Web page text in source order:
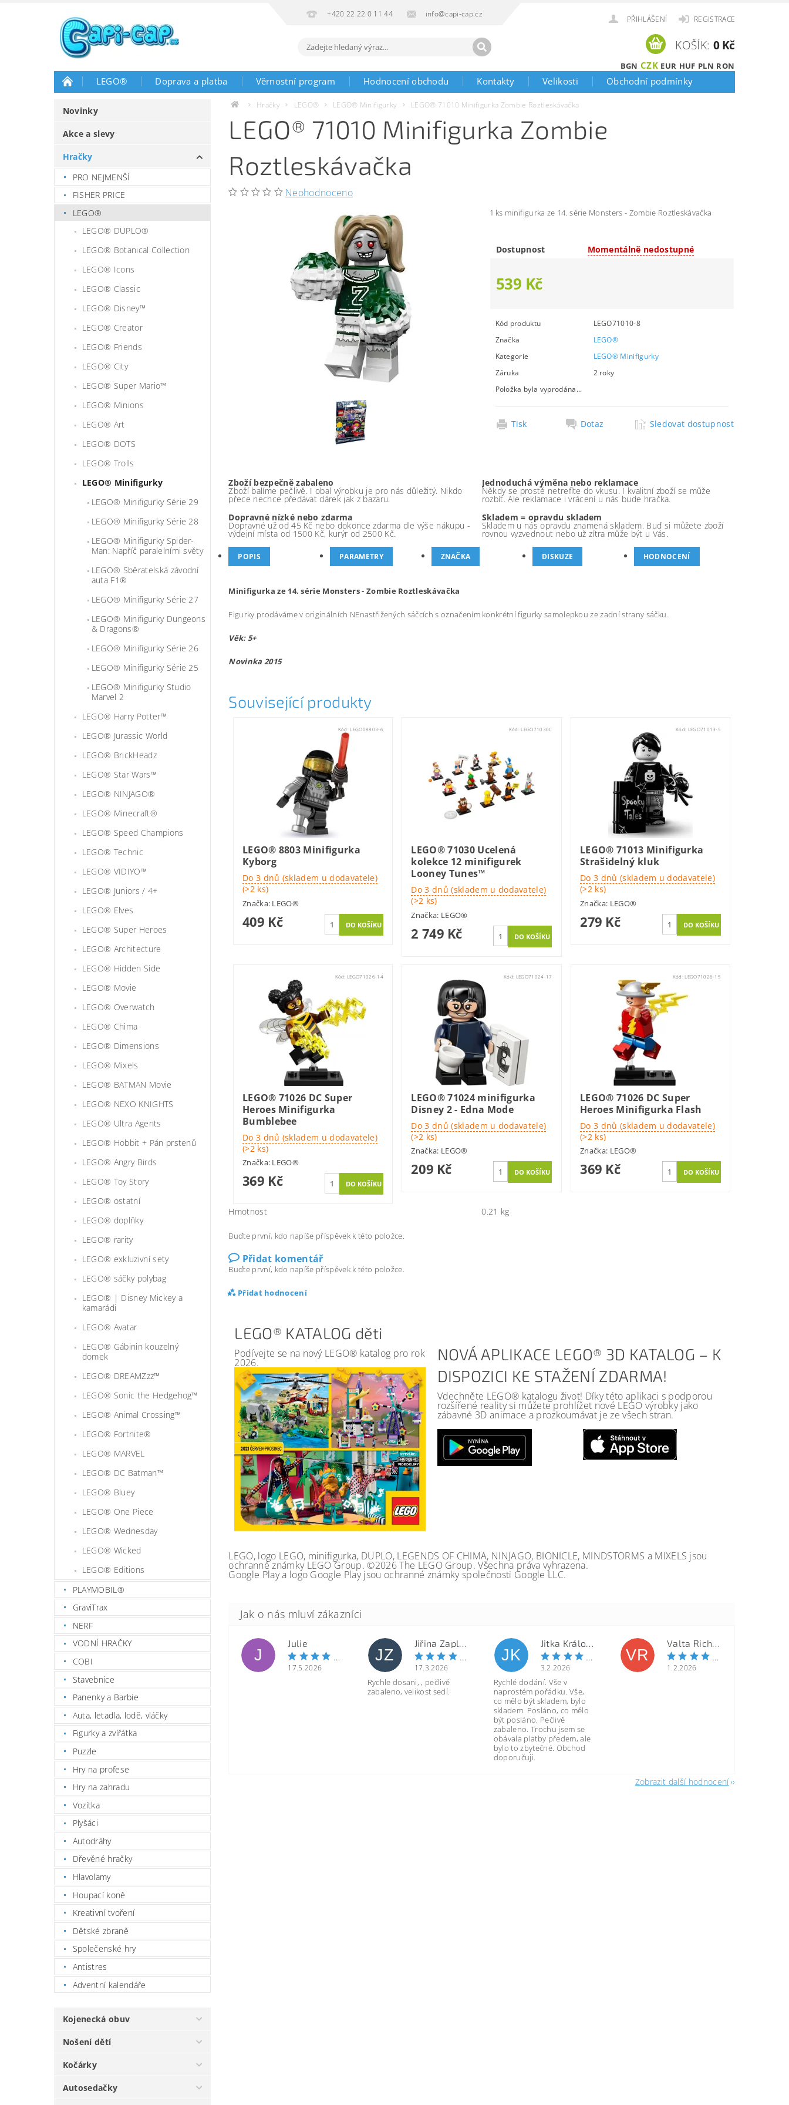
+420 22 22 0 11 44 info@capi-cap.cz
PŘIHLÁŠENÍ REGISTRACE
BGN CZK EUR HUF PLN RON
KOŠÍK: 0 Kč
LEGO® Doprava a platba Věrnostní program Hodnocení obchodu Kontakty Velikosti Obchodní podmínky
Novinky
Akce a slevy
Hračky
PRO NEJMENŠÍ
FISHER PRICE
LEGO®
LEGO® DUPLO®
LEGO® Botanical Collection
LEGO® Icons
LEGO® Classic
LEGO® Disney™
LEGO® Creator
LEGO® Friends
LEGO® City
LEGO® Super Mario™
LEGO® Minions
LEGO® Art
LEGO® DOTS
LEGO® Trolls
LEGO® Minifigurky
LEGO® Minifigurky Série 29
LEGO® Minifigurky Série 28
LEGO® Minifigurky Spider-
Man: Napříč paralelními světy
LEGO® Sběratelská závodní
auta F1®
LEGO® Minifigurky Série 27
LEGO® Minifigurky Dungeons
& Dragons®
LEGO® Minifigurky Série 26
LEGO® Minifigurky Série 25
LEGO® Minifigurky Studio
Marvel 2
LEGO® Harry Potter™
LEGO® Jurassic World
LEGO® BrickHeadz
LEGO® Star Wars™
LEGO® NINJAGO®
LEGO® Minecraft®
LEGO® Speed Champions
LEGO® Technic
LEGO® VIDIYO™
LEGO® Juniors / 4+
LEGO® Elves
LEGO® Super Heroes
LEGO® Architecture
LEGO® Hidden Side
LEGO® Movie
LEGO® Overwatch
LEGO® Chima
LEGO® Dimensions
LEGO® Mixels
LEGO® BATMAN Movie
LEGO® NEXO KNIGHTS
LEGO® Ultra Agents
LEGO® Hobbit + Pán prstenů
LEGO® Angry Birds
LEGO® Toy Story
LEGO® ostatní
LEGO® doplňky
LEGO® rarity
LEGO® exkluzivní sety
LEGO® sáčky polybag
LEGO® | Disney Mickey a
kamarádi
LEGO® Avatar
LEGO® Gábinin kouzelný
domek
LEGO® DREAMZzz™
LEGO® Sonic the Hedgehog™
LEGO® Animal Crossing™
LEGO® Fortnite®
LEGO® MARVEL
LEGO® DC Batman™
LEGO® Bluey
LEGO® One Piece
LEGO® Wednesday
LEGO® Wicked
LEGO® Editions
PLAYMOBIL®
GraviTrax
NERF
VODNÍ HRAČKY
COBI
Stavebnice
Panenky a Barbie
Auta, letadla, lodě, vláčky
Figurky a zvířátka
Puzzle
Hry na profese
Hry na zahradu
Vozítka
Plyšáci
Autodráhy
Dřevěné hračky
Hlavolamy
Houpací koně
Kreativní tvoření
Dětské zbraně
Společenské hry
Antistres
Adventní kalendáře
Kojenecká obuv
Nošení dětí
Kočárky
Autosedačky
Hračky LEGO® LEGO® Minifigurky LEGO® 71010 Minifigurka Zombie Roztleskávačka
LEGO® 71010 Minifigurka Zombie
Roztleskávačka
Neohodnoceno
1 ks minifigurka ze 14. série Monsters - Zombie Roztleskávačka
Dostupnost Momentálně nedostupné
539 Kč
Kód produktu
LEGO71010-8
Značka
LEGO®
Kategorie
LEGO® Minifigurky
Záruka
2 roky
Položka byla vyprodána...
Tisk Dotaz Sledovat dostupnost
Zboží bezpečně zabaleno
Zboží balíme pečlivě. I obal výrobku je pro nás důležitý. Nikdo
přece nechce předávat dárek jak z bazaru.
Jednoduchá výměna nebo reklamace
Někdy se prostě netrefíte do vkusu. I kvalitní zboží se může
rozbít. Ale reklamace i vrácení u nás bude hračka.
Dopravné nízké nebo zdarma
Dopravné už od 45 Kč nebo dokonce zdarma dle výše nákupu -
výdejní místa od 1500 Kč, kurýr od 2500 Kč.
Skladem = opravdu skladem
Skladem u nás opravdu znamená skladem. Buď si můžete zboží
rovnou vyzvednout nebo už zítra může být u Vás.
POPIS PARAMETRY ZNAČKA DISKUZE HODNOCENÍ
Minifigurka ze 14. série Monsters - Zombie Roztleskávačka
Figurky prodáváme v originálních NEnastřižených sáčcích s označením konkrétní figurky samolepkou ze zadní strany sáčku.
Věk: 5+
Novinka 2015
Související produkty
Kód:LEGO08803-6
LEGO® 8803 Minifigurka
Kyborg
Do 3 dnů (skladem u dodavatele)
(>2 ks)
Značka: LEGO®
409 Kč
Kód:LEGO71030C
LEGO® 71030 Ucelená
kolekce 12 minifigurek
Looney Tunes™
Do 3 dnů (skladem u dodavatele)
(>2 ks)
Značka: LEGO®
2 749 Kč
Kód: LEGO71013-5
LEGO® 71013 Minifigurka
Strašidelný kluk
Do 3 dnů (skladem u dodavatele)
(>2 ks)
Značka: LEGO®
279 Kč
Kód:LEGO71026-14
LEGO® 71026 DC Super
Heroes Minifigurka
Bumblebee
Do 3 dnů (skladem u dodavatele)
(>2 ks)
Značka: LEGO®
369 Kč
Kód: LEGO71024-17
LEGO® 71024 minifigurka
Disney 2 - Edna Mode
Do 3 dnů (skladem u dodavatele)
(>2 ks)
Značka: LEGO®
209 Kč
Kód:LEGO71026-15
LEGO® 71026 DC Super
Heroes Minifigurka Flash
Do 3 dnů (skladem u dodavatele)
(>2 ks)
Značka: LEGO®
369 Kč
Hmotnost 0.21 kg
Buďte první, kdo napíše příspěvek k této položce.
Přidat komentář
Buďte první, kdo napíše příspěvek k této položce.
Přidat hodnocení
LEGO® KATALOG děti
Podívejte se na nový LEGO® katalog pro rok
2026.
NOVÁ APLIKACE LEGO® 3D KATALOG – K
DISPOZICI KE STAŽENÍ ZDARMA!
Vdechněte LEGO® katalogu život! Díky této aplikaci s podporou
rozšířené reality si můžete prohlížet nové LEGO výrobky jako
zábavné 3D animace a prozkoumávat je ze všech stran.
LEGO, logo LEGO, minifigurka, DUPLO, LEGENDS OF CHIMA, NINJAGO, BIONICLE, MINDSTORMS a MIXELS jsou
ochranné známky LEGO Group. ©2026 The LEGO Group. Všechna práva vyhrazena.
Google Play a logo Google Play jsou ochranné známky společnosti Google LLC.
J
Julie
17.5.2026
JZ
Jiřina Zapletalová
17.3.2026
Rychle dosani, , pečlivě
zabaleno, velikost sedí.
JK
Jitka Královcová
3.2.2026
Rychlé dodání. Vše v
naprostém pořádku. Vše,
co mělo být skladem, bylo
skladem. Posláno, co mělo
být posláno. Pečlivě
zabaleno. Trochu jsem se
obávala platby předem, ale
bylo to zbytečné. Obchod
doporučuji.
VR
Valta Richard
1.2.2026
Zobrazit další hodnocení